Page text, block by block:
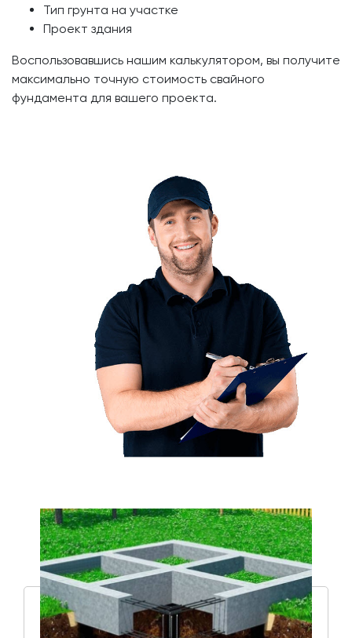
Тип грунта на участке
Проект здания
Воспользовавшись нашим калькулятором, вы получите
максимально точную стоимость свайного
фундамента для вашего проекта.